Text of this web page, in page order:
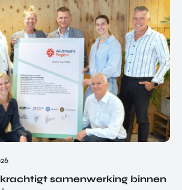
samenwerking binnen